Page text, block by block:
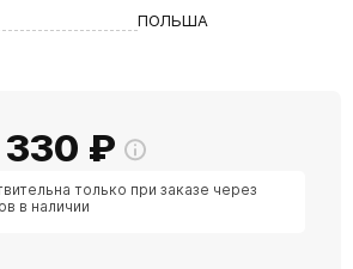
ПОЛЬША
330 ₽
только при заказе через
в наличии